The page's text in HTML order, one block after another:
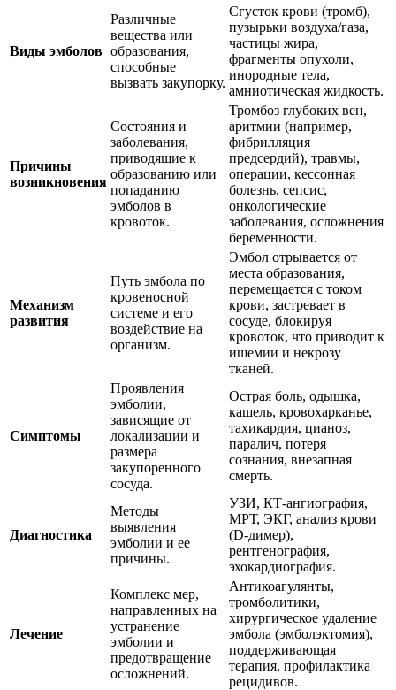
Виды эмболов
Различные
вещества или
образования,
способные
вызвать закупорку.
Сгусток крови (тромб),
пузырьки воздуха/газа,
частицы жира,
фрагменты опухоли,
инородные тела,
амниотическая жидкость.
Причины
возникновения
Состояния и
заболевания,
приводящие к
образованию или
попаданию
эмболов в
кровоток.
Тромбоз глубоких вен,
аритмии (например,
фибрилляция
предсердий), травмы,
операции, кессонная
болезнь, сепсис,
онкологические
заболевания, осложнения
беременности.
Механизм
развития
Путь эмбола по
кровеносной
системе и его
воздействие на
организм.
Эмбол отрывается от
места образования,
перемещается с током
крови, застревает в
сосуде, блокируя
кровоток, что приводит к
ишемии и некрозу
тканей.
Симптомы
Проявления
эмболии,
зависящие от
локализации и
размера
закупоренного
сосуда.
Острая боль, одышка,
кашель, кровохарканье,
тахикардия, цианоз,
паралич, потеря
сознания, внезапная
смерть.
Диагностика
Методы
выявления
эмболии и ее
причины.
УЗИ, КТ-ангиография,
МРТ, ЭКГ, анализ крови
(D-димер),
рентгенография,
эхокардиография.
Лечение
Комплекс мер,
направленных на
устранение
эмболии и
предотвращение
осложнений.
Антикоагулянты,
тромболитики,
хирургическое удаление
эмбола (эмболэктомия),
поддерживающая
терапия, профилактика
рецидивов.